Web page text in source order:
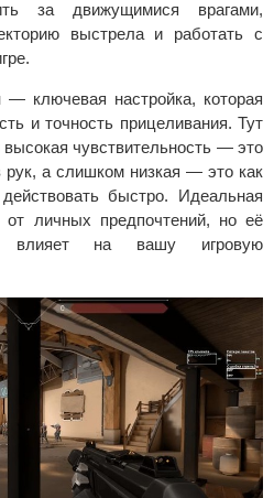
за движущимися врагами,
выстрела и работать с
— ключевая настройка, которая
и точность прицеливания. Тут
чувствительность — это
рук, а слишком низкая — это как
быстро. Идеальная
от личных предпочтений, но её
влияет на вашу игровую